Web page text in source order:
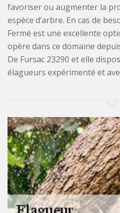
favoriser ou augmenter la
espèce d’arbre. En cas de
Fermé est une excellente
opère dans ce domaine
De Fursac 23290 et elle
élagueurs expérimenté et